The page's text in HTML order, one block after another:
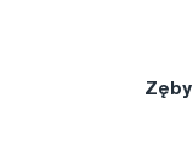
Zęby